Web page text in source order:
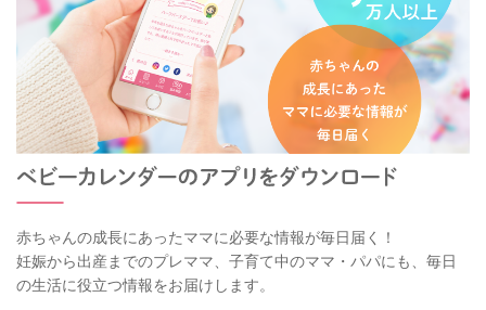
赤ちゃんの成長にあったママに必要な情報が毎日届く！
妊娠から出産までのプレママ、子育て中のママ・パパにも、毎日
の生活に役立つ情報をお届けします。